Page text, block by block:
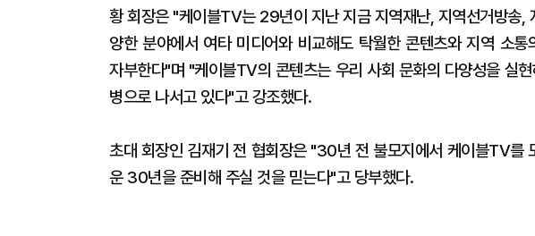
황 회장은 "케이블TV는 29년이 지난 지금 지역재난, 지역선거방송,
양한 분야에서 여타 미디어와 비교해도 탁월한 콘텐츠와 지역 소
자부한다"며 "케이블TV의 콘텐츠는 우리 사회 문화의 다양성을 실
병으로 나서고 있다"고 강조했다.
초대 회장인 김재기 전 협회장은 "30년 전 불모지에서 케이블TV를
운 30년을 준비해 주실 것을 믿는다"고 당부했다.